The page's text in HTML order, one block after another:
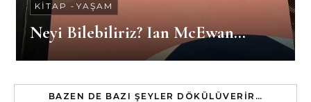
KITAP - YAŞAM
Neyi Bilebiliriz? Ian McEwan…
BAZEN DE BAZI ŞEYLER DÖKÜLÜVERIR…